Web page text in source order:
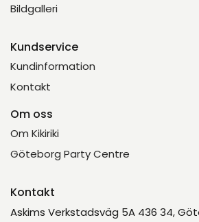
Bildgalleri
Kundservice
Kundinformation
Kontakt
Om oss
Om Kikiriki
Göteborg Party Centre
Kontakt
Askims Verkstadsväg 5A 436 34,